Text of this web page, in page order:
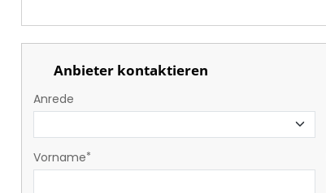
Anbieter kontaktieren
Anrede
Vorname